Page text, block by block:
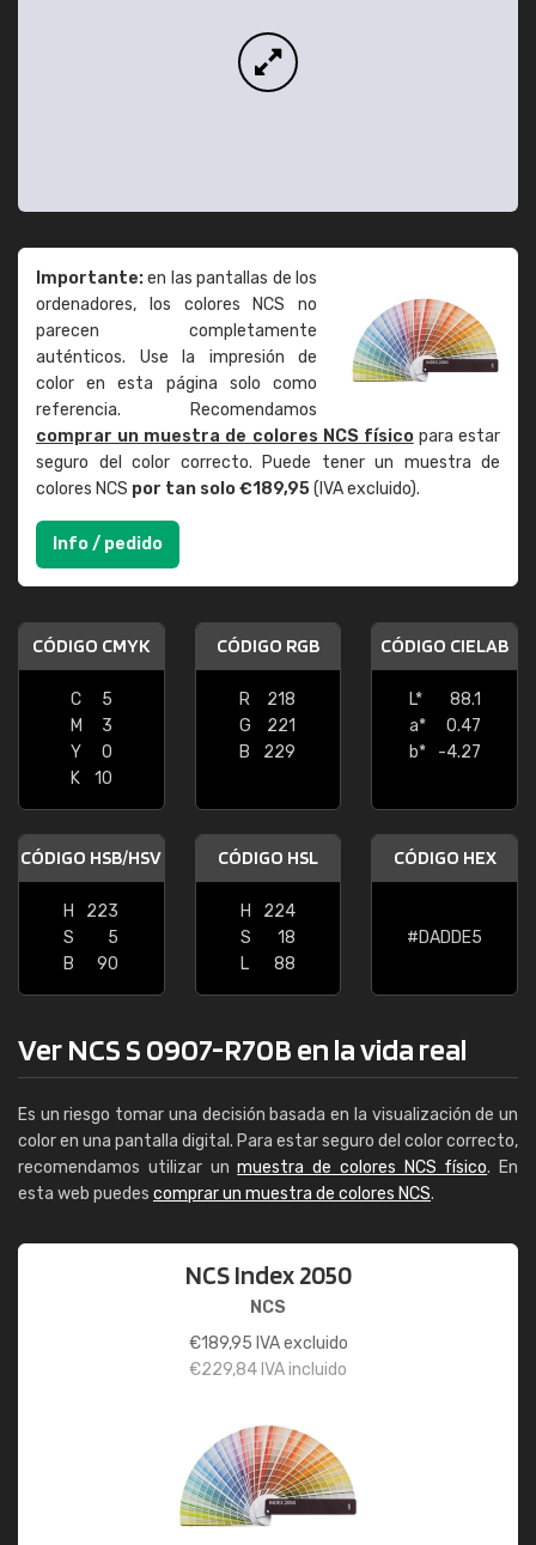
Importante:en las pantallas de los
ordenadores, los colores NCS no
parecen completamente
auténticos. Use la impresión de
color en esta página solo como
referencia. Recomendamos
comprar un muestra de colores NCS físicopara estar
seguro del color correcto. Puede tener un muestra de
colores NCS por tan solo €189,95(IVA excluido).
Info / pedido
CÓDIGO CMYK
C
5
M
3
Y
0
K
10
CÓDIGO RGB
R
218
G
221
B
229
CÓDIGO CIELAB
L*
88.1
a*
0.47
b*
-4.27
CÓDIGO HSB/HSV
H
223
S
5
B
90
CÓDIGO HSL
H
224
S
18
L
88
CÓDIGO HEX
#DADDE5
Ver NCS S 0907-R70B en la vida real
Es un riesgo tomar una decisión basada en la visualización de un
color en una pantalla digital. Para estar seguro del color correcto,
recomendamos utilizar unmuestra de colores NCS físico. En
esta web puedes comprar un muestra de colores NCS.
NCS Index 2050
NCS
€189,95 IVA excluido
€229,84 IVA incluido